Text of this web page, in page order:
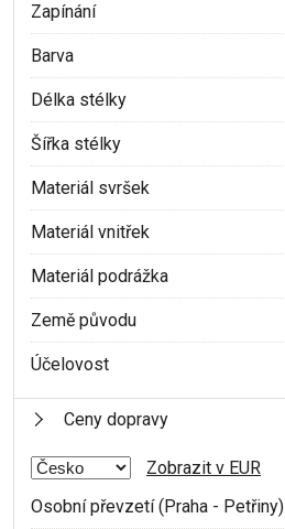
Zapínání
Barva
Délka stélky
Šířka stélky
Materiál svršek
Materiál vnitřek
Materiál podrážka
Země původu
Účelovost
Ceny dopravy
Zobrazit v EUR
Osobní převzetí (Praha - Petřiny)